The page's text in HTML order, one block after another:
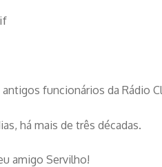
funcionários da Rádio
há mais de três décadas.
amigo Servilho!